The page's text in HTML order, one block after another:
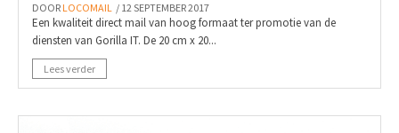
DOOR LOCOMAIL / 12 SEPTEMBER 2017
Een kwaliteit direct mail van hoog formaat ter promotie van de
diensten van Gorilla IT. De 20 cm x 20...
Lees verder